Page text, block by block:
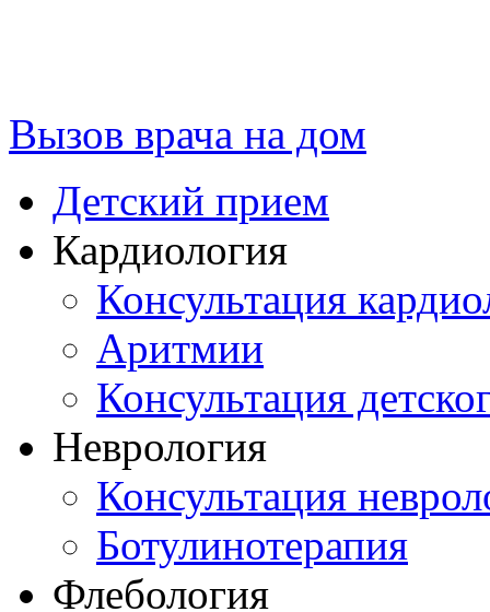
Вызов врача на дом
Детский прием
Кардиология
Консультация
Аритмии
Консультация
Неврология
Консультация
Ботулинотерапия
Флебология